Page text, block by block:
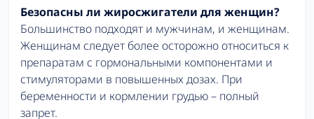
Безопасны ли жиросжигатели для женщин?
Большинство подходят и мужчинам, и женщинам.
Женщинам следует более осторожно относиться к
препаратам с гормональными компонентами и
стимуляторами в повышенных дозах. При
беременности и кормлении грудью – полный
запрет.